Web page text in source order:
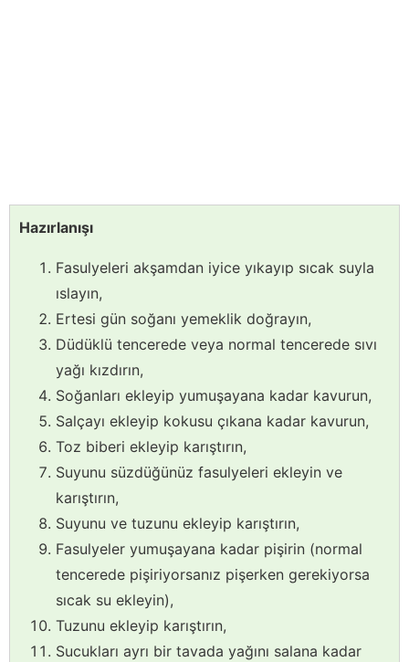
Hazırlanışı
Fasulyeleri akşamdan iyice yıkayıp sıcak suyla
ıslayın,
Ertesi gün soğanı yemeklik doğrayın,
Düdüklü tencerede veya normal tencerede sıvı
yağı kızdırın,
Soğanları ekleyip yumuşayana kadar kavurun,
Salçayı ekleyip kokusu çıkana kadar kavurun,
Toz biberi ekleyip karıştırın,
Suyunu süzdüğünüz fasulyeleri ekleyin ve
karıştırın,
Suyunu ve tuzunu ekleyip karıştırın,
Fasulyeler yumuşayana kadar pişirin (normal
tencerede pişiriyorsanız pişerken gerekiyorsa
sıcak su ekleyin),
Tuzunu ekleyip karıştırın,
Sucukları ayrı bir tavada yağını salana kadar